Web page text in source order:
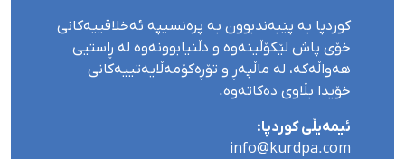
کوردپا بە پێبەندبوون بە پرەنسیپە ئەخلاقییەکانی
خۆی پاش لێکۆڵینەوە و دڵنیابوونەوە لە ڕاستیی
هەواڵەکە، لە ماڵپەڕ و تۆڕەکۆمەڵایەتییەکانی
خۆیدا بڵاوی دەکاتەوە.
ئیمەیڵی کوردپا:
info@kurdpa.com